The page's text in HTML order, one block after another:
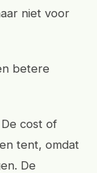
niet voor
betere
cost of
tent, omdat
De